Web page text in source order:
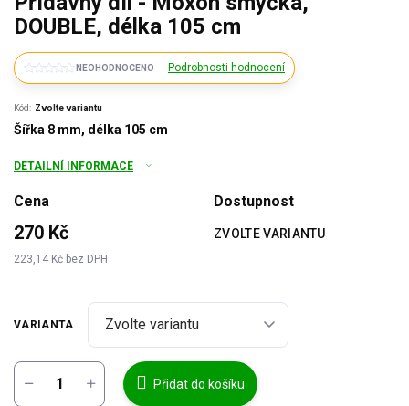
DOUBLE, délka 105 cm
NEOHODNOCENO Podrobnosti hodnocení
Kód: Zvolte variantu
Šířka 8 mm, délka 105 cm
DETAILNÍ INFORMACE
Cena
270 Kč
223,14 Kč bez DPH
Dostupnost
ZVOLTE VARIANTU
VARIANTA
Přidat do košíku